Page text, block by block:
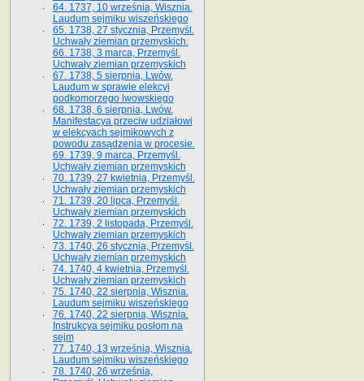
64. 1737, 10 września, Wisznia.
Laudum sejmiku wiszeńskiego
65. 1738, 27 stycznia, Przemyśl.
Uchwały ziemian przemyskich­­.
66. 1738, 3 marca, Przemyśl.
Uchwały ziemian przemyskich­
67. 1738, 5 sierpnia, Lwów.
Laudum w sprawie elekcyi
podkomorzego lwowskiego
68. 1738, 6 sierpnia, Lwów.
Manifestacya przeciw udziałowi
w elekcyach sejmikowych z
powodu zasądzenia w procesie.
69. 1739, 9 marca, Przemyśl.
Uchwały ziemian przemyskich
70. 1739, 27 kwietnia, Przemyśl.
Uchwały ziemian przemyskich
71. 1739, 20 lipca, Przemyśl.
Uchwały ziemian przemyskich
72. 1739, 2 listopada, Przemyśl.
Uchwały ziemian przemyskich
73. 1740, 26 stycznia, Przemyśl.
Uchwały ziemian przemyskich
74. 1740, 4 kwietnia, Przemyśl.
Uchwały ziemian przemyskich
75. 1740, 22 sierpnia, Wisznia.
Laudum sejmiku wiszeńskiego
76. 1740, 22 sierpnia, Wisznia.
Instrukcya sejmiku posłom na
sejm
77. 1740, 13 września, Wisznia.
Laudum sejmiku wiszeńskiego
78. 1740, 26 września,